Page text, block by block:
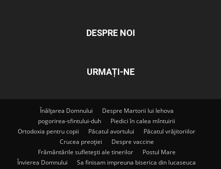
DESPRE NOI
URMAȚI-NE
Înălțarea Domnului
Despre Martorii lui Iehova
pogorirea-sfintului-duh
Piedici în calea mîntuirii
Ortodoxia pentru copii
Păcatul avortului
Păcatul vrăjitoriilor
Crucea preoției
Despre vaccine
Frământările sufletești ale tinerilor
Postul Mare
Învierea Domnului
Sa finisam impreuna biserica din lucaseuca